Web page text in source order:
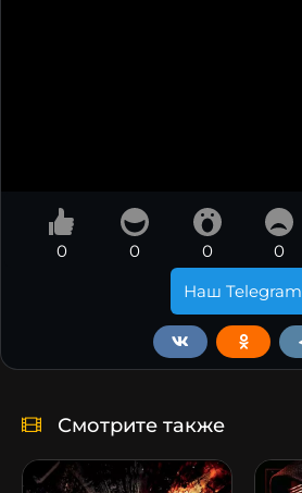
0 0 0 0
Наш Telegram
Смотрите также